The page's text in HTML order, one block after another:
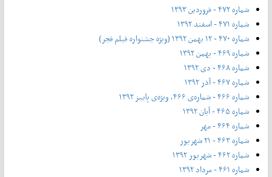
شماره ۴۷۲ - فروردین ۱۳۹۳
شماره ۴۷۱ - اسفند ۱۳۹۲
شماره ۴۷۰ - ۱۲ بهمن ۱۳۹۲ (ویژه جشنواره فیلم فجر)
شماره ۴۶۹ - بهمن ۱۳۹۲
شماره ۴۶۸ - دی ۱۳۹۲
شماره ۴۶۷ - آذر ۱۳۹۲
شماره ۴۶۶ - شماره‌ی ۴۶۶، ویژه‌ی پاییز ۱۳۹۲
شماره ۴۶۵ - آبان ۱۳۹۲
شماره ۴۶۴ - مهر
شماره ۴۶۳ - ۲۱ شهریور
شماره ۴۶۲ - شهریور ۱۳۹۲
شماره ۴۶۱ - مرداد ۱۳۹۲